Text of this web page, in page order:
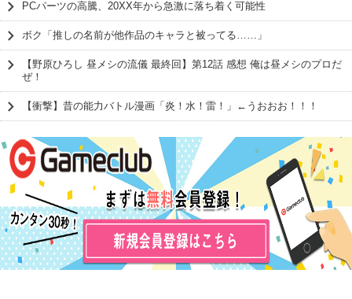
PCパーツの高騰、20XX年から急激に落ち着く可能性
ボク「推しの名前が他作品のキャラと被ってる……」
【野原ひろし 昼メシの流儀 最終回】第12話 感想 俺は昼メシのプロだ
ぜ！
【衝撃】昔の能力バトル漫画「炎！水！雷！」←うおおお！！！